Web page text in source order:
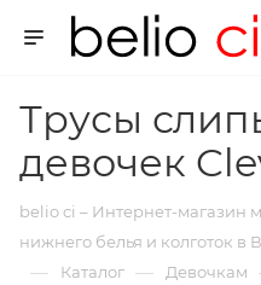
Трусы
девочек
belio ci – Интернет-магазин
нижнего белья и колготок в
— Каталог — Девочкам